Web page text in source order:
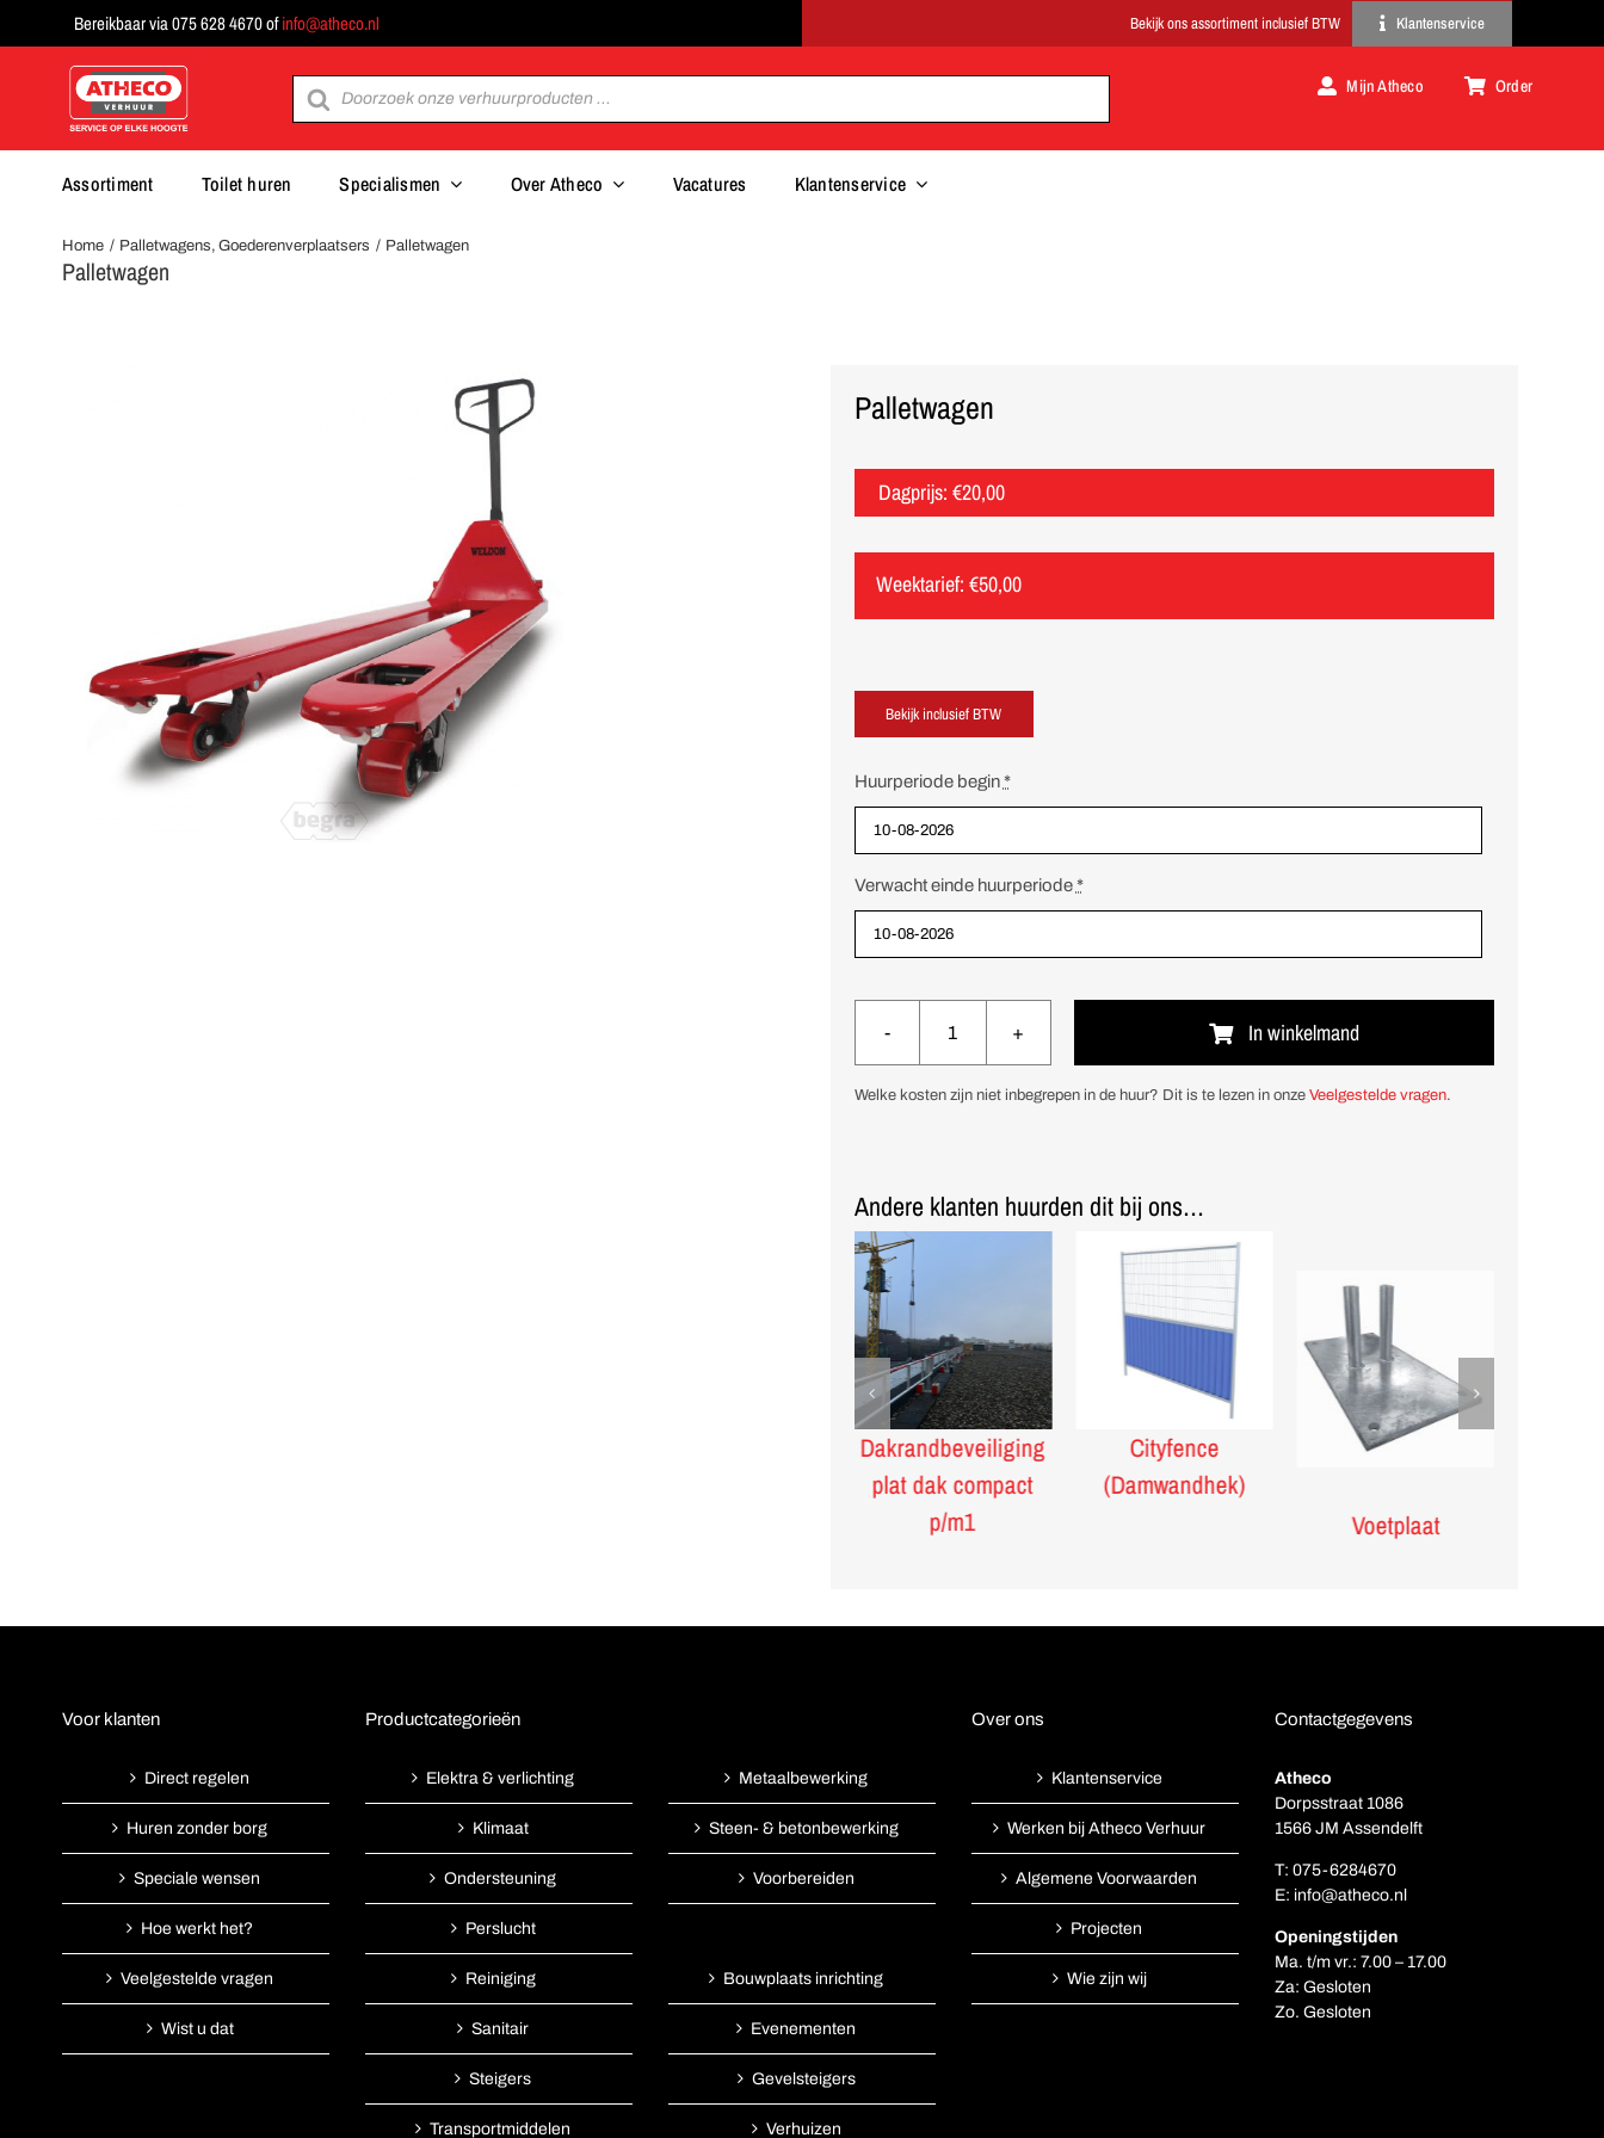
Bereikbaar via 075 628 4670 ofinfo@atheco.nl Klantenservice
Producten
zoeken
Mijn Atheco Order
Assortiment Toilet huren Specialismen Over Atheco Vacatures Klantenservice
Home Palletwagens Goederenverplaatsers Palletwagen
Palletwagen
Palletwagen
Dagprijs: €20,00
Weektarief: €50,00
Huurperiode begin*
Verwacht einde huurperiode*
Palletwagen
aantal
In winkelmand
Welke kosten zijn niet inbegrepen in de huur? Dit is te lezen in onze Veelgestelde vragen.
Andere klanten huurden dit bij ons…
Dakrandbeveiliging
plat dak compact
p/m1
Cityfence
(Damwandhek)
Voetplaat
Voor klanten
Direct regelen
Huren zonder borg
Speciale wensen
Hoe werkt het?
Veelgestelde vragen
Wist u dat
Productcategorieën
Elektra & verlichting
Klimaat
Ondersteuning
Perslucht
Reiniging
Sanitair
Steigers
Transportmiddelen
Metaalbewerking
Steen- & betonbewerking
Voorbereiden
Bouwplaats inrichting
Evenementen
Gevelsteigers
Verhuizen
Over ons
Klantenservice
Werken bij Atheco Verhuur
Algemene Voorwaarden
Projecten
Wie zijn wij
Contactgegevens
Atheco
Dorpsstraat 1086
1566 JM Assendelft
T: 075-6284670
E: info@atheco.nl
Openingstijden
Ma. t/m vr.: 7.00 – 17.00
Za: Gesloten
Zo. Gesloten